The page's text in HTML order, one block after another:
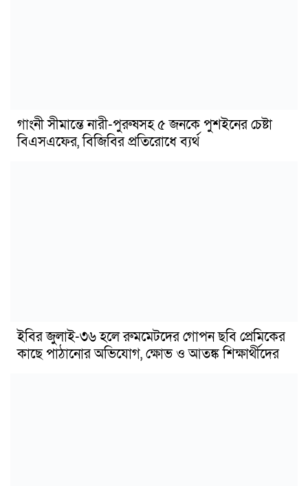
গাংনী সীমান্তে নারী-পুরুষসহ ৫ জনকে পুশইনের চেষ্টা
বিএসএফের, বিজিবির প্রতিরোধে ব্যর্থ
ইবির জুলাই-৩৬ হলে রুমমেটদের গোপন ছবি প্রেমিকের
কাছে পাঠানোর অভিযোগ, ক্ষোভ ও আতঙ্ক শিক্ষার্থীদের